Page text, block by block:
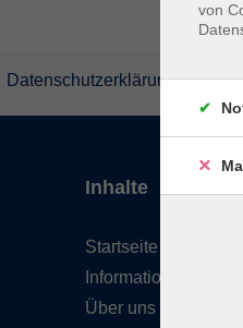
Datenschutzerklärung
Inhalte
Startseite
Informationen
Über uns
von